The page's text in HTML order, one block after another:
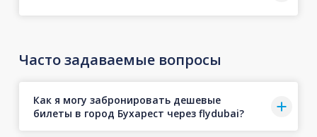
Часто задаваемые вопросы
Как я могу забронировать дешевые
билеты в город Бухарест через flydubai?